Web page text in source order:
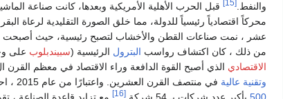
والنفط. [15]
قبل الحرب الأهلية الأمريكية وبعدها، كانت صناعة
محركاً اقتصادياً رئيسياً للدولة، مما خلق الصورة التقليدية لرعاة
عشر ، نمت صناعات القطن والأخشاب لتصبح رئيسية، حيث أصبحت
من ذلك ، كان اكتشاف رواسب البترول الرئيسية (سبيندبلوب على
الاقتصادي الذي أصبح القوة الدافعة وراء الاقتصاد في معظم القرن ال 20. طورت
وتقنية عالية في منتصف القرن العشرين. واعتبارًا من عام 2015 ، احتلت المرتبة الثانية في قائمة
[16]